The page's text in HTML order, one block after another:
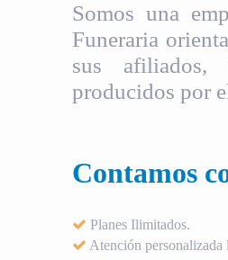
Somos una
Funeraria
sus afiliados,
producidos por
Contamos
Planes Ilimitados.
Atención personalizada